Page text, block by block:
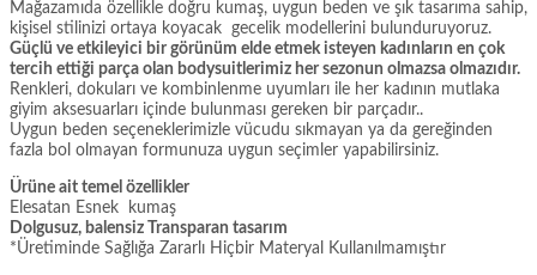
Mağazamıda özellikle doğru kumaş, uygun beden ve şık tasarıma sahip,
kişisel stilinizi ortaya koyacak gecelik modellerini bulunduruyoruz.
Güçlü ve etkileyici bir görünüm elde etmek isteyen kadınların en çok
tercih ettiği parça olan bodysuitlerimiz her sezonun olmazsa olmazıdır.
Renkleri, dokuları ve kombinlenme uyumları ile her kadının mutlaka
giyim aksesuarları içinde bulunması gereken bir parçadır..
Uygun beden seçeneklerimizle vücudu sıkmayan ya da gereğinden
fazla bol olmayan formunuza uygun seçimler yapabilirsiniz.
Ürüne ait temel özellikler
Elesatan Esnek kumaş
Dolgusuz, balensiz Transparan tasarım
*Üretiminde Sağlığa Zararlı Hiçbir Materyal Kullanılmamıştır